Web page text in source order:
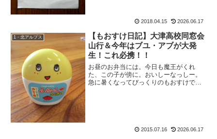
2018.04.15 2026.06.17
1・北アルプス
【もおすけ日記】大津高校同窓会
山行＆今年はブユ・アブが大発
生！これ必携！！
お昼のお弁当には。今日も魔王がくれ
た、この子が傍に。おいしーなっしー。
急に暑くなってびっくりのもおすけで
2015.07.16 2026.06.17